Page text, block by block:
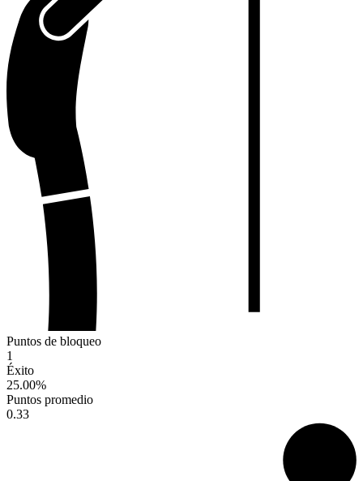
Puntos de bloqueo
1
Éxito
25.00%
Puntos promedio
0.33